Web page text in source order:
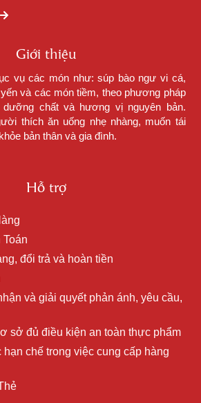
Giới thiệu
vụ các món như: súp bào ngư vi cá,
và các món tiềm, theo phương pháp
chất và hương vị nguyên bản.
thích ăn uống nhẹ nhàng, muốn tái
bản thân và gia đình.
Hỗ trợ
đổi trả và hoàn tiền
và giải quyết phản ánh, yêu cầu,
sở đủ điều kiện an toàn thực phẩm
chế trong việc cung cấp hàng